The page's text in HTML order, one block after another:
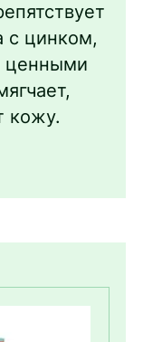
с цинком,
ценными
кожу.